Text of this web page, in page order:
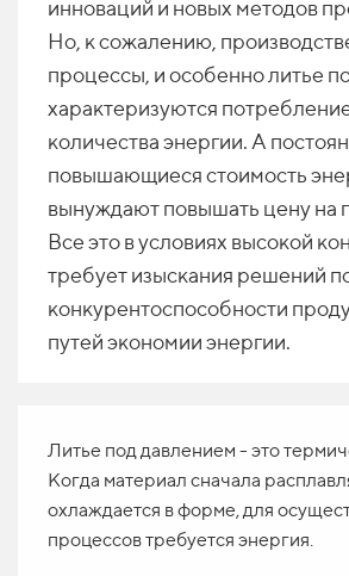
инноваций и новых методов
Но, к сожалению,
процессы, и особенно литье
характеризуются
количества энергии. А
повышающиеся стоимость
вынуждают повышать цену на
Все это в условиях высокой
требует изыскания решений
конкурентоспособности
путей экономии энергии.
Литье под давлением - это
Когда материал сначала
охлаждается в форме, для
процессов требуется энергия.